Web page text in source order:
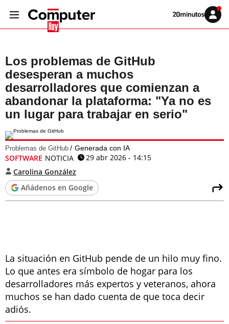
Volver
Iniciar
sesión
Los problemas de GitHub
desesperan a muchos
desarrolladores que comienzan a
abandonar la plataforma: "Ya no es
un lugar para trabajar en serio"
Problemas de GitHub Generada con IA
SOFTWARE NOTICIA
29 abr 2026 - 14:15
Carolina González
Añádenos en Google
La situación en GitHub pende de un hilo muy fino.
Lo que antes era símbolo de hogar para los
desarrolladores más expertos y veteranos, ahora
muchos se han dado cuenta de que toca decir
adiós.